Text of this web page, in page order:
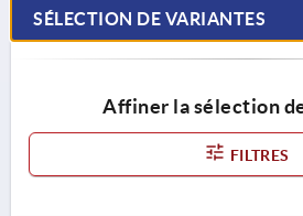
SÉLECTION DE VARIANTES
Affiner la sélection
FILTRES